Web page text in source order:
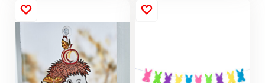
prepracované klobúky
pieskovej výplni veľmi